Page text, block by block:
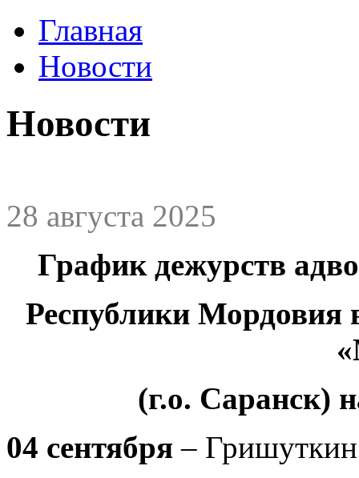
Главная
Новости
Новости
28 августа 2025
График дежурств
Республики
(г.о. Саранск)
04 сентября –